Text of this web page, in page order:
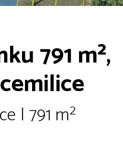
791 m²,
| 791 m²